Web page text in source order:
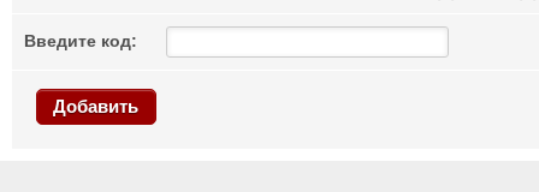
Введите код:
Добавить